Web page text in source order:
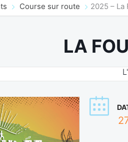
Course sur route 2025 – La
LA